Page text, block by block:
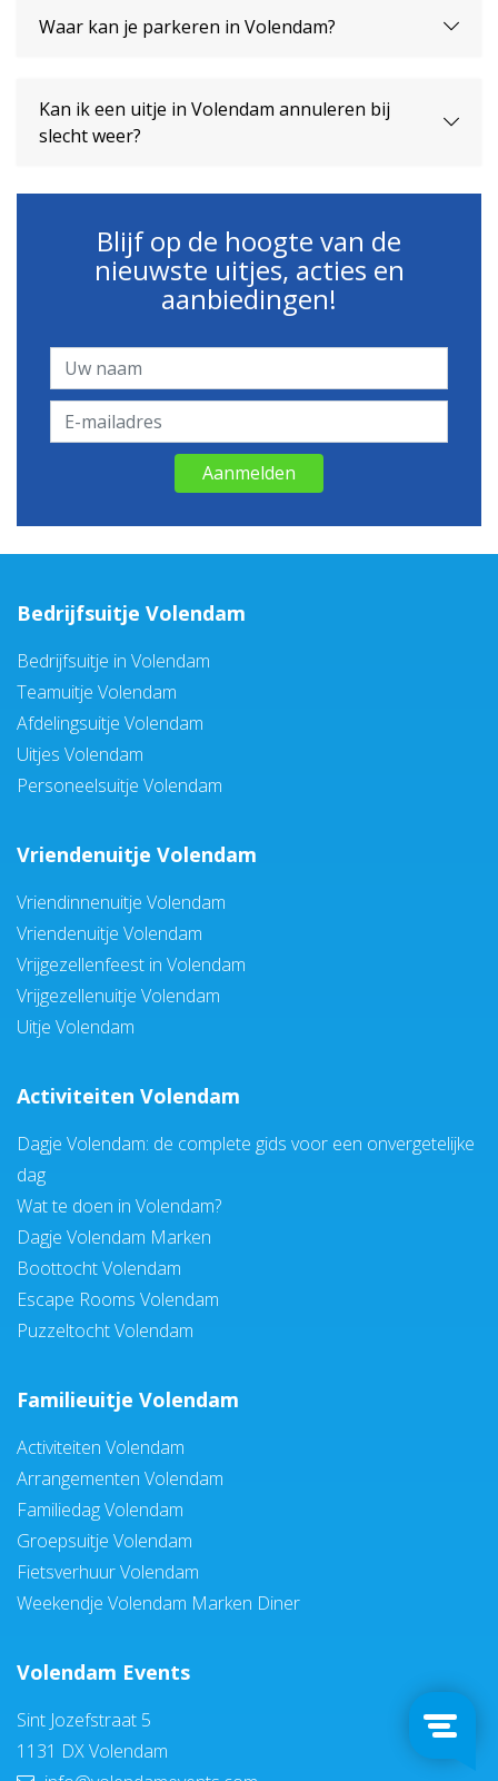
Waar kan je parkeren in Volendam?
Kan ik een uitje in Volendam annuleren bij
slecht weer?
Blijf op de hoogte van de
nieuwste uitjes, acties en
aanbiedingen!
Aanmelden
Bedrijfsuitje Volendam
Bedrijfsuitje in Volendam
Teamuitje Volendam
Afdelingsuitje Volendam
Uitjes Volendam
Personeelsuitje Volendam
Vriendenuitje Volendam
Vriendinnenuitje Volendam
Vriendenuitje Volendam
Vrijgezellenfeest in Volendam
Vrijgezellenuitje Volendam
Uitje Volendam
Activiteiten Volendam
Dagje Volendam: de complete gids voor een onvergetelijke
dag
Wat te doen in Volendam?
Dagje Volendam Marken
Boottocht Volendam
Escape Rooms Volendam
Puzzeltocht Volendam
Familieuitje Volendam
Activiteiten Volendam
Arrangementen Volendam
Familiedag Volendam
Groepsuitje Volendam
Fietsverhuur Volendam
Weekendje Volendam Marken Diner
Volendam Events
Sint Jozefstraat 5
1131 DX Volendam